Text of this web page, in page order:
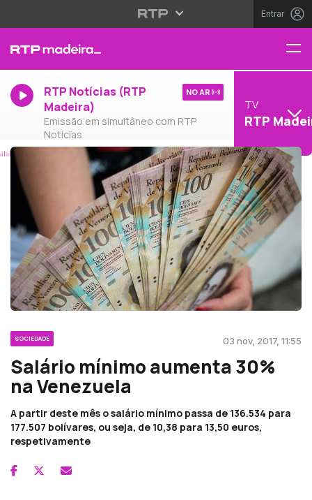
Entrar
RTP Notícias (RTP
Madeira)
Emissão em simultâneo com RTP
Notícias
NO AR
TV
RTP
SOCIEDADE 03 nov, 2017, 11:55
Salário mínimo aumenta 30%
na Venezuela
A partir deste mês o salário mínimo passa de 136.534 para
177.507 bolívares, ou seja, de 10,38 para 13,50 euros,
respetivamente